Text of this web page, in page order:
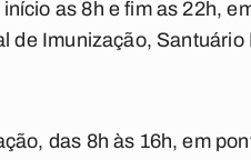
as 8h e fim as 22h,
Imunização,
das 8h às 16h, em